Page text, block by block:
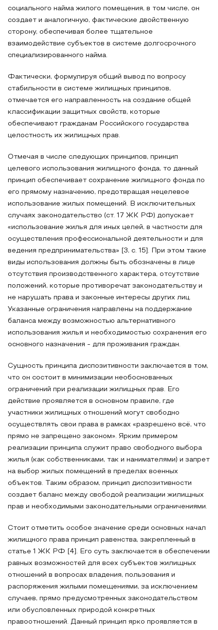
социального найма жилого помещения, в том числе, он
создает и аналогичную, фактические двойственную
сторону, обеспечивая более тщательное
взаимодействие субъектов в системе долгосрочного
специализированного найма.
Фактически, формулируя общий вывод по вопросу
стабильности в системе жилищных принципов,
отмечается его направленность на создание общей
классификации защитных свойств, которые
обеспечивают гражданам Российского государства
целостность их жилищных прав.
Отмечая в числе следующих принципов, принцип
целевого использования жилищного фонда, то данный
принцип обеспечивает сохранение жилищного фонда по
его прямому назначению, предотвращая нецелевое
использование жилых помещений. В исключительных
случаях законодательство (ст. 17 ЖК РФ) допускает
«использование жилья для иных целей, в частности для
осуществления профессиональной деятельности и для
ведения предпринимательства» [3, с. 15]. При этом такие
виды использования должны быть обозначены в лице
отсутствия производственного характера, отсутствие
положений, которые противоречат законодательству и
не нарушать права и законные интересы других лиц.
Указанные ограничения направлены на поддержание
баланса между возможностью альтернативного
использования жилья и необходимостью сохранения его
основного назначения - для проживания граждан.
Сущность принципа диспозитивности заключается в том,
что он состоит в минимизации необоснованных
ограничений при реализации жилищных прав. Его
действие проявляется в основном правиле, где
участники жилищных отношений могут свободно
осуществлять свои права в рамках «разрешено всё, что
прямо не запрещено законом». Ярким примером
реализации принципа служит право свободного выбора
жилья (как собственниками, так и нанимателями) и запрет
на выбор жилых помещений в пределах военных
объектов. Таким образом, принцип диспозитивности
создает баланс между свободой реализации жилищных
прав и необходимыми законодательными ограничениями.
Стоит отметить особое значение среди основных начал
жилищного права принцип равенства, закрепленный в
статье 1 ЖК РФ [4]. Его суть заключается в обеспечении
равных возможностей для всех субъектов жилищных
отношений в вопросах владения, пользования и
распоряжения жилыми помещениями, за исключением
случаев, прямо предусмотренных законодательством
или обусловленных природой конкретных
правоотношений. Данный принцип ярко проявляется в